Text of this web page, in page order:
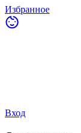
Избранное
Вход